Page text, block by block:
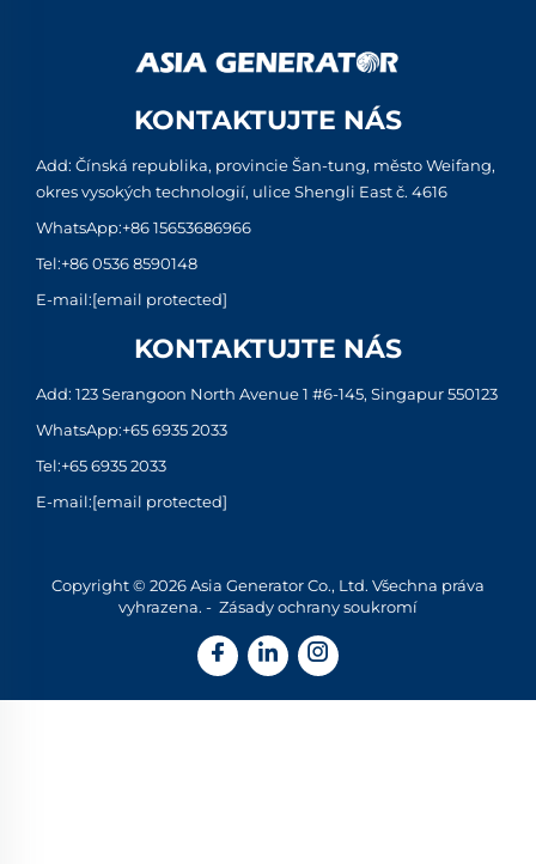
KONTAKTUJTE NÁS
Add: Čínská republika, provincie Šan-tung, město Weifang,
okres vysokých technologií, ulice Shengli East č. 4616
WhatsApp:+86 15653686966
Tel:+86 0536 8590148
E-mail:[email protected]
KONTAKTUJTE NÁS
Add: 123 Serangoon North Avenue 1 #6-145, Singapur 550123
WhatsApp:+65 6935 2033
Tel:+65 6935 2033
E-mail:[email protected]
Copyright © 2026 Asia Generator Co., Ltd. Všechna práva
vyhrazena. - Zásady ochrany soukromí